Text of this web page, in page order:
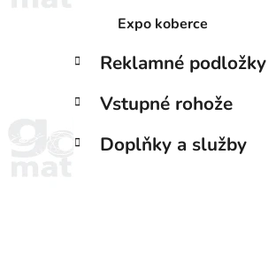
Expo koberce
Reklamné podložky
Vstupné rohože
Doplňky a služby